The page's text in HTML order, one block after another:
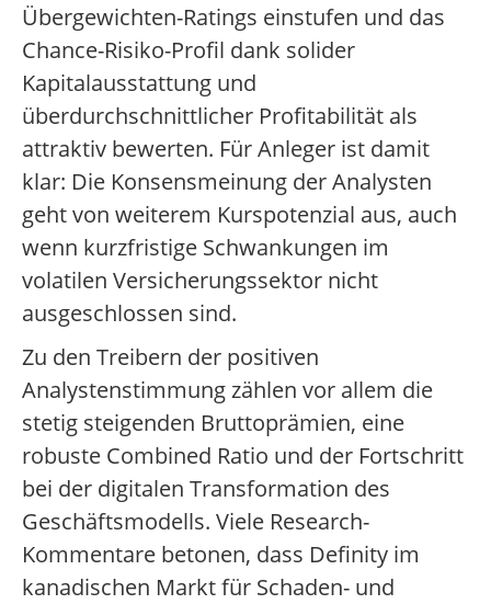
Übergewichten-Ratings einstufen und das
Chance-Risiko-Profil dank solider
Kapitalausstattung und
überdurchschnittlicher Profitabilität als
attraktiv bewerten. Für Anleger ist damit
klar: Die Konsensmeinung der Analysten
geht von weiterem Kurspotenzial aus, auch
wenn kurzfristige Schwankungen im
volatilen Versicherungssektor nicht
ausgeschlossen sind.
Zu den Treibern der positiven
Analystenstimmung zählen vor allem die
stetig steigenden Bruttoprämien, eine
robuste Combined Ratio und der Fortschritt
bei der digitalen Transformation des
Geschäftsmodells. Viele Research-
Kommentare betonen, dass Definity im
kanadischen Markt für Schaden- und